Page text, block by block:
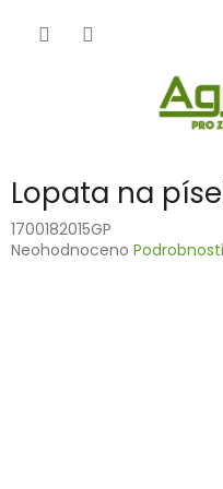
Lopata na
1700182015GP
Průměrné
Neohodnoceno